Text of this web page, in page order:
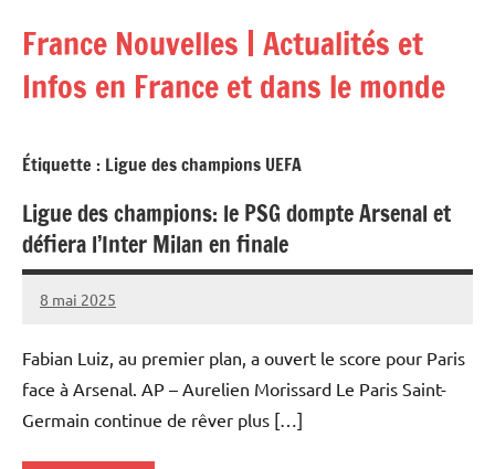
contenu
France Nouvelles | Actualités et
Infos en France et dans le monde
Étiquette : Ligue des champions UEFA
Ligue des champions: le PSG dompte Arsenal et
défiera l’Inter Milan en finale
8 mai 2025
Admins
Fabian Luiz, au premier plan, a ouvert le score pour Paris
face à Arsenal. AP – Aurelien Morissard Le Paris Saint-
Germain continue de rêver plus […]